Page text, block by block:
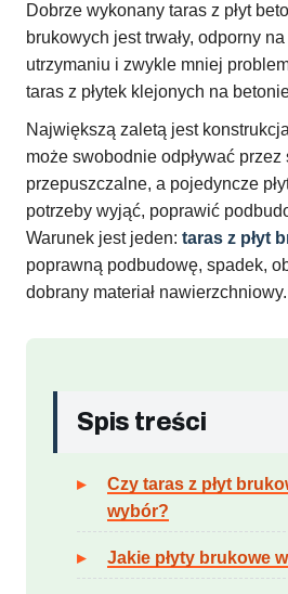
Dobrze wykonany taras z płyt
brukowych jest trwały, odporny
utrzymaniu i zwykle mniej
taras z płytek klejonych na
Największą zaletą jest
może swobodnie odpływać
przepuszczalne, a pojedyncze
potrzeby wyjąć, poprawić
Warunek jest jeden: taras z płyt
poprawną podbudowę, spadek,
dobrany materiał nawierzchniowy.
Spis treści
Czy taras z płyt
wybór?
Jakie płyty brukowe